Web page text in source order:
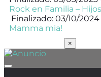
Rock en Familia –
Finalizado: 03/10/
Mamma mia!
×